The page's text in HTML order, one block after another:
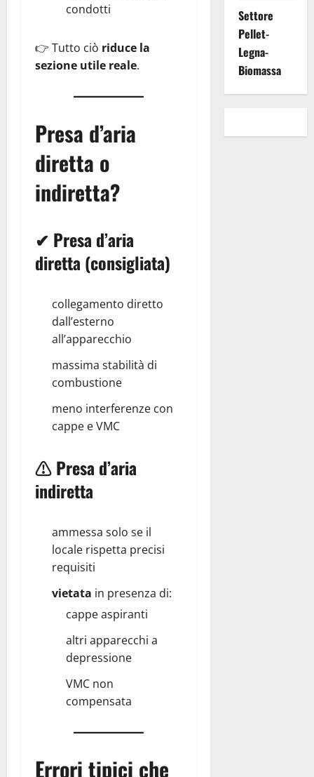
condotti
👉 Tutto ciò riduce la
sezione utile reale.
Presa d’aria
diretta o
indiretta?
✔ Presa d’aria
diretta (consigliata)
collegamento diretto
dall’esterno
all’apparecchio
massima stabilità di
combustione
meno interferenze con
cappe e VMC
⚠ Presa d’aria
indiretta
ammessa solo se il
locale rispetta precisi
requisiti
vietata in presenza di:
cappe aspiranti
altri apparecchi a
depressione
VMC non
compensata
Errori tipici che
Settore
Pellet-
Legna-
Biomassa